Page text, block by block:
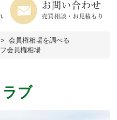
会員権相場を調べる
会員権相場
ブ